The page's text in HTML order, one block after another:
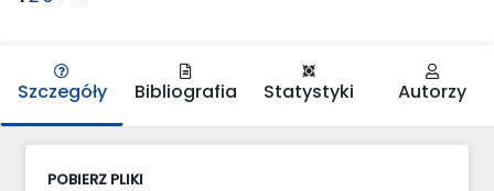
Szczegóły Bibliografia Statystyki Autorzy
POBIERZ PLIKI